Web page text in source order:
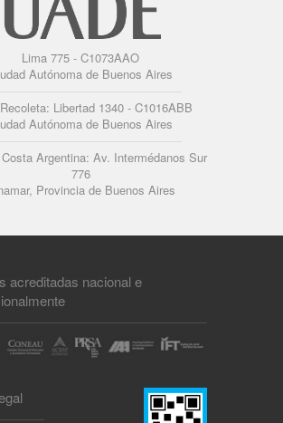
Lima 775 - C1073AAO
Autónoma de Buenos Aires
Libertad 1340 - C1016ABB
Autónoma de Buenos Aires
Argentina: Av. Intermédanos Sur
776
Provincia de Buenos Aires
acreditadas nacional e